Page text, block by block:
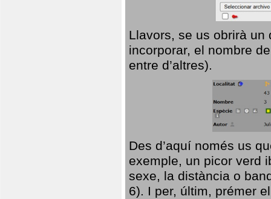
Llavors, se us obrirà
incorporar, el nombre
entre d’altres).
Des d’aquí només us
exemple, un picor verd
sexe, la distància o
6). I per, últim, prémer